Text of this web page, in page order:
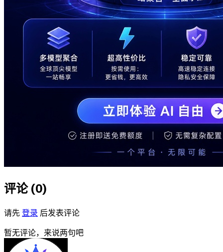
评论 (0)
请先 登录 后发表评论
暂无评论，来说两句吧